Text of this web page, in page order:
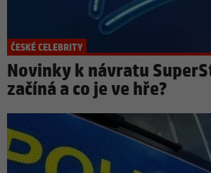
ČESKÉ CELEBRITY
Novinky k návratu
začíná a co je ve hře?